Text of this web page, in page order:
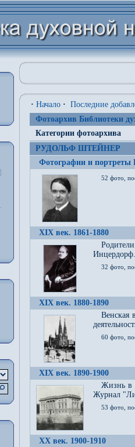
· Начало · Последние
Фотоархив Библиотеки
Категории фотоархива
РУДОЛЬФ ШТЕЙНЕР
Фотографии и портреты
52 фото,
XIX век. 1861-1880
Инцердорф.
32 фото,
XIX век. 1880-1890
Венская
60 фото,
XIX век. 1890-1900
Жизнь в
Журнал
53 фото,
XX век. 1900-1910